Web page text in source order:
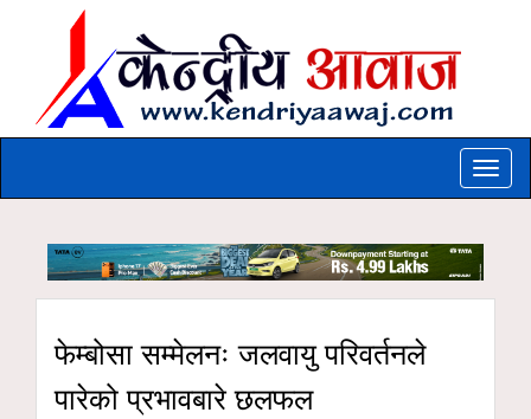
Toggle
फेम्बोसा सम्मेलनः जलवायु परिवर्तनले
पारेको प्रभावबारे छलफल